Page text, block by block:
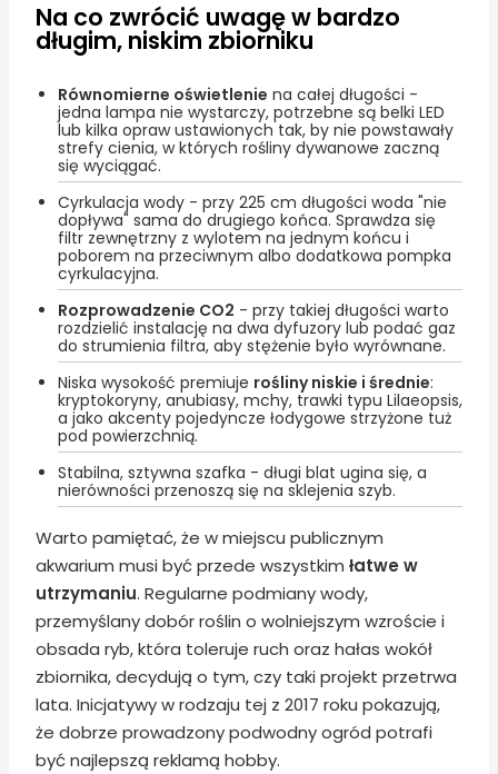
Na co zwrócić uwagę w bardzo
długim, niskim zbiorniku
Równomierne oświetlenie na całej długości -
jedna lampa nie wystarczy, potrzebne są belki LED
lub kilka opraw ustawionych tak, by nie powstawały
strefy cienia, w których rośliny dywanowe zaczną
się wyciągać.
Cyrkulacja wody - przy 225 cm długości woda "nie
dopływa" sama do drugiego końca. Sprawdza się
filtr zewnętrzny z wylotem na jednym końcu i
poborem na przeciwnym albo dodatkowa pompka
cyrkulacyjna.
Rozprowadzenie CO2 - przy takiej długości warto
rozdzielić instalację na dwa dyfuzory lub podać gaz
do strumienia filtra, aby stężenie było wyrównane.
Niska wysokość premiuje rośliny niskie i średnie:
kryptokoryny, anubiasy, mchy, trawki typu Lilaeopsis,
a jako akcenty pojedyncze łodygowe strzyżone tuż
pod powierzchnią.
Stabilna, sztywna szafka - długi blat ugina się, a
nierówności przenoszą się na sklejenia szyb.
Warto pamiętać, że w miejscu publicznym
akwarium musi być przede wszystkim łatwe w
utrzymaniu. Regularne podmiany wody,
przemyślany dobór roślin o wolniejszym wzroście i
obsada ryb, która toleruje ruch oraz hałas wokół
zbiornika, decydują o tym, czy taki projekt przetrwa
lata. Inicjatywy w rodzaju tej z 2017 roku pokazują,
że dobrze prowadzony podwodny ogród potrafi
być najlepszą reklamą hobby.